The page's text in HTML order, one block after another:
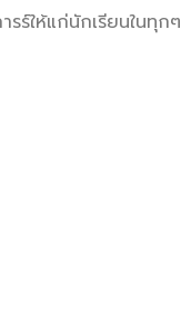
รร์ให้แก่นักเรียนในทุก